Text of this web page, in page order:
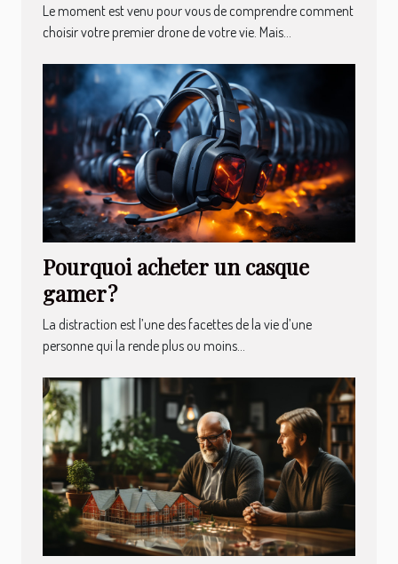
Le moment est venu pour vous de comprendre comment
choisir votre premier drone de votre vie. Mais...
Pourquoi acheter un casque
gamer ?
La distraction est l’une des facettes de la vie d’une
personne qui la rende plus ou moins...